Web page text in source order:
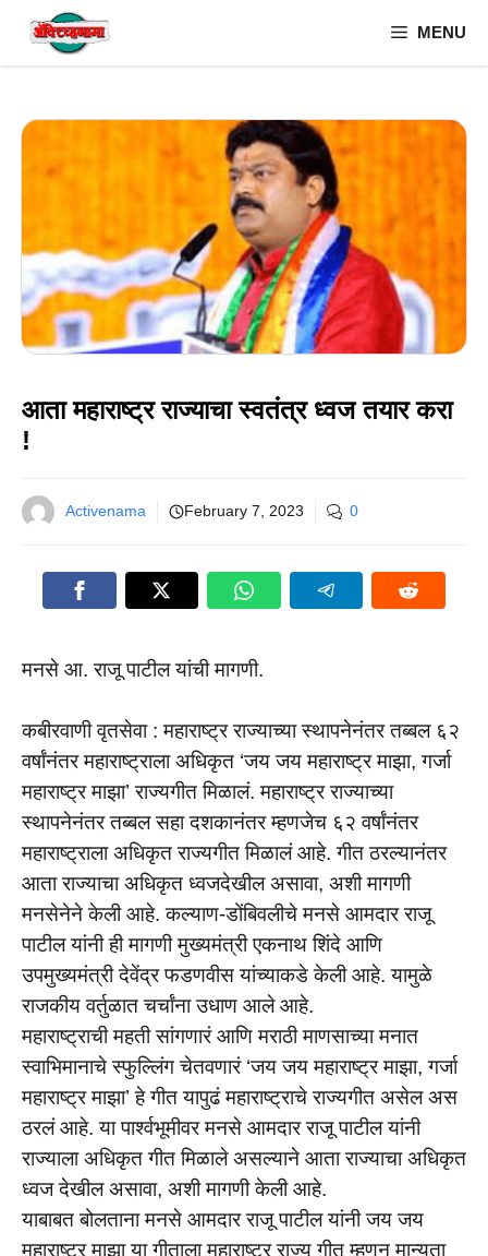
MENU
आता महाराष्ट्र राज्याचा स्वतंत्र ध्वज तयार करा
!
Activenama February 7, 2023 0
मनसे आ. राजू पाटील यांची मागणी.
कबीरवाणी वृतसेवा : महाराष्ट्र राज्याच्या स्थापनेनंतर तब्बल ६२
वर्षांनंतर महाराष्ट्राला अधिकृत ‘जय जय महाराष्ट्र माझा, गर्जा
महाराष्ट्र माझा’ राज्यगीत मिळालं. महाराष्ट्र राज्याच्या
स्थापनेनंतर तब्बल सहा दशकानंतर म्हणजेच ६२ वर्षांनंतर
महाराष्ट्राला अधिकृत राज्यगीत मिळालं आहे. गीत ठरल्यानंतर
आता राज्याचा अधिकृत ध्वजदेखील असावा, अशी मागणी
मनसेनेने केली आहे. कल्याण-डोंबिवलीचे मनसे आमदार राजू
पाटील यांनी ही मागणी मुख्यमंत्री एकनाथ शिंदे आणि
उपमुख्यमंत्री देवेंद्र फडणवीस यांच्याकडे केली आहे. यामुळे
राजकीय वर्तुळात चर्चांना उधाण आले आहे.
महाराष्ट्राची महती सांगणारं आणि मराठी माणसाच्या मनात
स्वाभिमानाचे स्फुल्लिंग चेतवणारं ‘जय जय महाराष्ट्र माझा, गर्जा
महाराष्ट्र माझा’ हे गीत यापुढं महाराष्ट्राचे राज्यगीत असेल अस
ठरलं आहे. या पार्श्वभूमीवर मनसे आमदार राजू पाटील यांनी
राज्याला अधिकृत गीत मिळाले असल्याने आता राज्याचा अधिकृत
ध्वज देखील असावा, अशी मागणी केली आहे.
याबाबत बोलताना मनसे आमदार राजू पाटील यांनी जय जय
महाराष्ट्र माझा या गीताला महाराष्ट्र राज्य गीत म्हणून मान्यता